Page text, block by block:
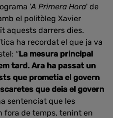
'A Primera Hora' de
el politòleg Xavier
aquests darrers dies.
ha recordat el que ja va
“La mesura principal
tard. Ara ha passat un
que prometia el govern
que deia el govern
sentenciat que les
fora de temps, tenint en